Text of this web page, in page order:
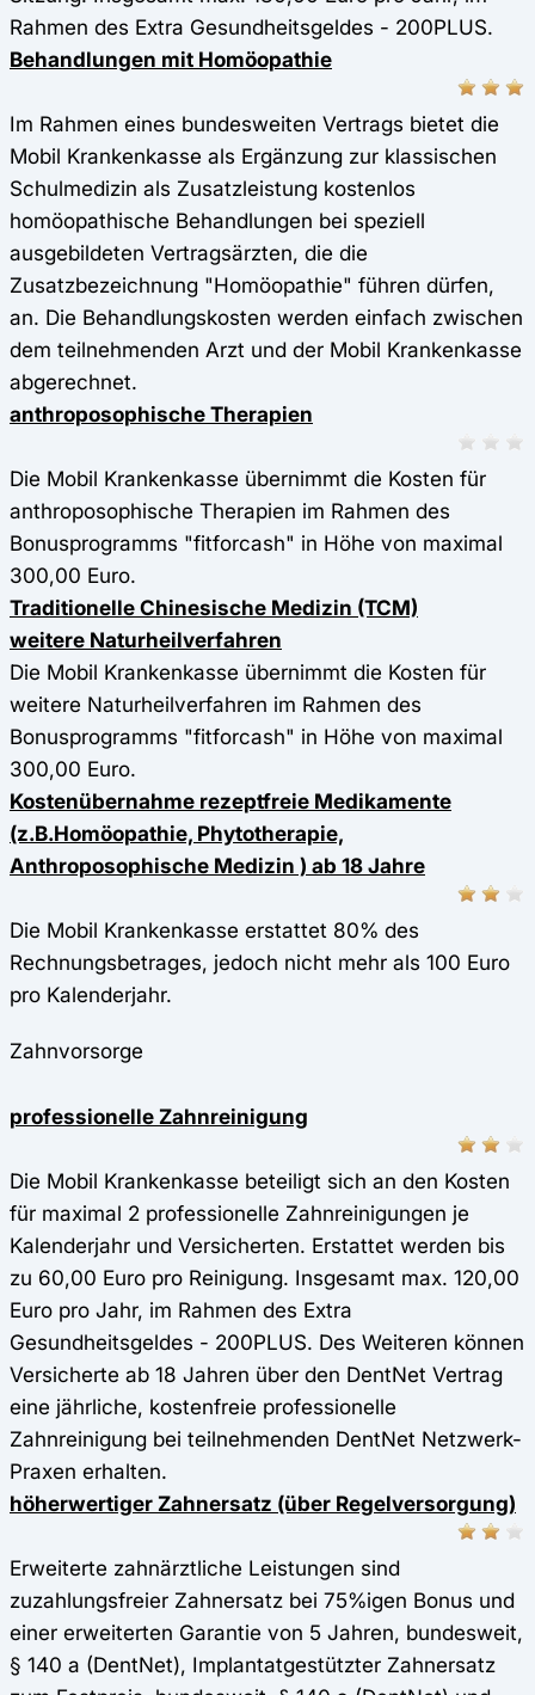
Rahmen des Extra Gesundheitsgeldes - 200PLUS.
Behandlungen mit Homöopathie
Im Rahmen eines bundesweiten Vertrags bietet die
Mobil Krankenkasse als Ergänzung zur klassischen
Schulmedizin als Zusatzleistung kostenlos
homöopathische Behandlungen bei speziell
ausgebildeten Vertragsärzten, die die
Zusatzbezeichnung "Homöopathie" führen dürfen,
an. Die Behandlungskosten werden einfach zwischen
dem teilnehmenden Arzt und der Mobil Krankenkasse
abgerechnet.
anthroposophische Therapien
Die Mobil Krankenkasse übernimmt die Kosten für
anthroposophische Therapien im Rahmen des
Bonusprogramms "fitforcash" in Höhe von maximal
300,00 Euro.
Traditionelle Chinesische Medizin (TCM)
weitere Naturheilverfahren
Die Mobil Krankenkasse übernimmt die Kosten für
weitere Naturheilverfahren im Rahmen des
Bonusprogramms "fitforcash" in Höhe von maximal
300,00 Euro.
Kostenübernahme rezeptfreie Medikamente
(z.B.Homöopathie, Phytotherapie,
Anthroposophische Medizin ) ab 18 Jahre
Die Mobil Krankenkasse erstattet 80% des
Rechnungsbetrages, jedoch nicht mehr als 100 Euro
pro Kalenderjahr.
Zahnvorsorge
professionelle Zahnreinigung
Die Mobil Krankenkasse beteiligt sich an den Kosten
für maximal 2 professionelle Zahnreinigungen je
Kalenderjahr und Versicherten. Erstattet werden bis
zu 60,00 Euro pro Reinigung. Insgesamt max. 120,00
Euro pro Jahr, im Rahmen des Extra
Gesundheitsgeldes - 200PLUS. Des Weiteren können
Versicherte ab 18 Jahren über den DentNet Vertrag
eine jährliche, kostenfreie professionelle
Zahnreinigung bei teilnehmenden DentNet Netzwerk-
Praxen erhalten.
höherwertiger Zahnersatz (über Regelversorgung)
Erweiterte zahnärztliche Leistungen sind
zuzahlungsfreier Zahnersatz bei 75%igen Bonus und
einer erweiterten Garantie von 5 Jahren, bundesweit,
§ 140 a (DentNet), Implantatgestützter Zahnersatz